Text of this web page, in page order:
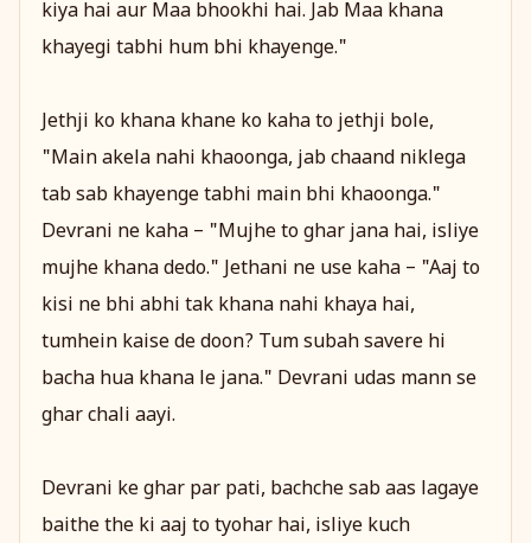
kiya hai aur Maa bhookhi hai. Jab Maa khana
khayegi tabhi hum bhi khayenge."
Jethji ko khana khane ko kaha to jethji bole,
"Main akela nahi khaoonga, jab chaand niklega
tab sab khayenge tabhi main bhi khaoonga."
Devrani ne kaha – "Mujhe to ghar jana hai, isliye
mujhe khana dedo." Jethani ne use kaha – "Aaj to
kisi ne bhi abhi tak khana nahi khaya hai,
tumhein kaise de doon? Tum subah savere hi
bacha hua khana le jana." Devrani udas mann se
ghar chali aayi.
Devrani ke ghar par pati, bachche sab aas lagaye
baithe the ki aaj to tyohar hai, isliye kuch